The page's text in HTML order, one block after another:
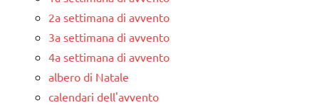
2a settimana di avvento
3a settimana di avvento
4a settimana di avvento
albero di Natale
calendari dell'avvento